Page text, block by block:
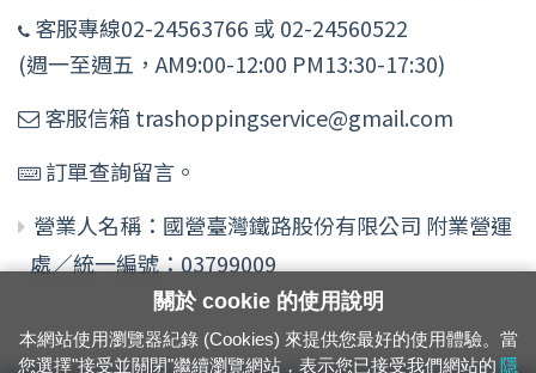
客服專線02-24563766 或 02-24560522
(週一至週五，AM9:00-12:00 PM13:30-17:30)
客服信箱 trashoppingservice@gmail.com
訂單查詢留言。
營業人名稱：國營臺灣鐵路股份有限公司 附業營運
處／統一編號：03799009
關於 cookie 的使用說明
本網站使用瀏覽器紀錄 (Cookies) 來提供您最好的使用體驗。當
您選擇"接受並關閉"繼續瀏覽網站，表示您已接受我們網站的 隱